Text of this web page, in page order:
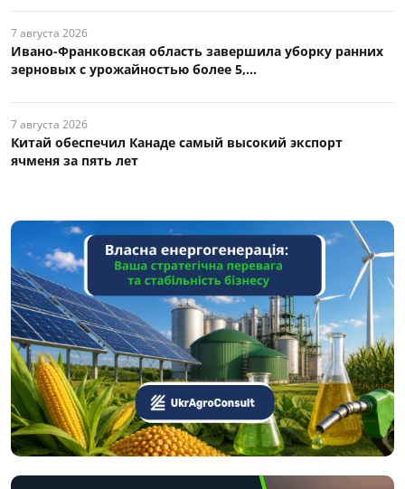
7 августа 2026
Ивано-Франковская область завершила уборку ранних
зерновых с урожайностью более 5,...
7 августа 2026
Китай обеспечил Канаде самый высокий экспорт
ячменя за пять лет